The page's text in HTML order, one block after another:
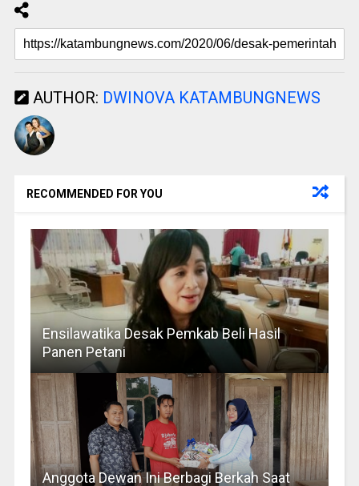
AUTHOR: DWINOVA KATAMBUNGNEWS
RECOMMENDED FOR YOU
Ensilawatika Desak Pemkab Beli Hasil
Panen Petani
Anggota Dewan Ini Berbagi Berkah Saat